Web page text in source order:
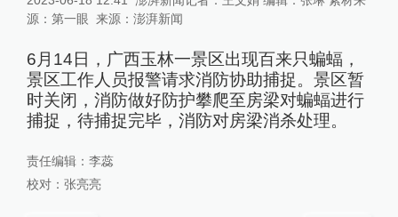
源：第一眼 来源： 澎湃新闻
6月14日，广西玉林一景区出现百来只蝙蝠，
景区工作人员报警请求消防协助捕捉。景区暂
时关闭，消防做好防护攀爬至房梁对蝙蝠进行
捕捉，待捕捉完毕，消防对房梁消杀处理。
责任编辑： 李蕊
校对： 张亮亮